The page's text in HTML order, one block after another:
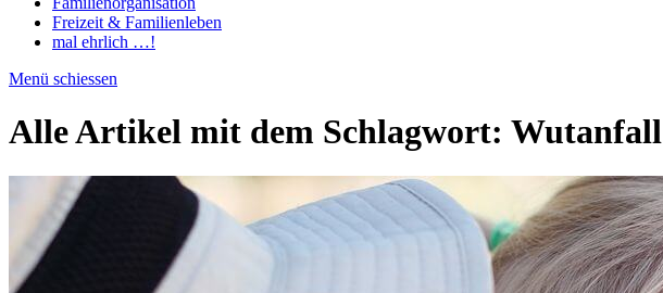
Freizeit & Familienleben
mal ehrlich …!
Menü schiessen
Alle Artikel mit dem Schlagwort: Wutanfall